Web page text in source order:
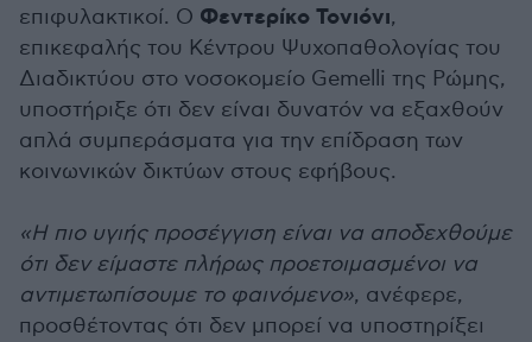
επιφυλακτικοί. Ο Φεντερίκο Τονιόνι,
επικεφαλής του Κέντρου Ψυχοπαθολογίας του
Διαδικτύου στο νοσοκομείο Gemelli της Ρώμης,
υποστήριξε ότι δεν είναι δυνατόν να εξαχθούν
απλά συμπεράσματα για την επίδραση των
κοινωνικών δικτύων στους εφήβους.
«Η πιο υγιής προσέγγιση είναι να αποδεχθούμε
ότι δεν είμαστε πλήρως προετοιμασμένοι να
αντιμετωπίσουμε το φαινόμενο», ανέφερε,
προσθέτοντας ότι δεν μπορεί να υποστηρίξει